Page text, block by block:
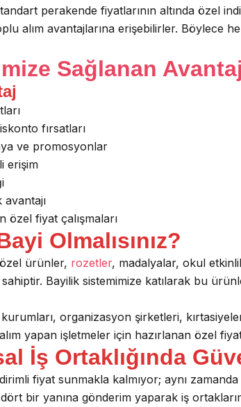
perakende fiyatlarının altında özel
alım avantajlarına erişebilirler. Böylece
Sağlanan
fırsatları
ve promosyonlar
erişim
avantajı
özel fiyat çalışmaları
Olmalısınız?
özel ürünler, rozetler, madalyalar, okul
Bayilik sistemimize katılarak bu
organizasyon şirketleri,
yapan işletmeler için hazırlanan özel
İş Ortaklığında
fiyat sunmakla kalmıyor; aynı
bir yanına gönderim yaparak iş